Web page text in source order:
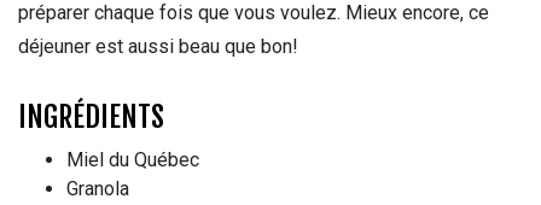
préparer chaque fois que vous voulez. Mieux encore, ce
déjeuner est aussi beau que bon!
INGRÉDIENTS
Miel du Québec
Granola